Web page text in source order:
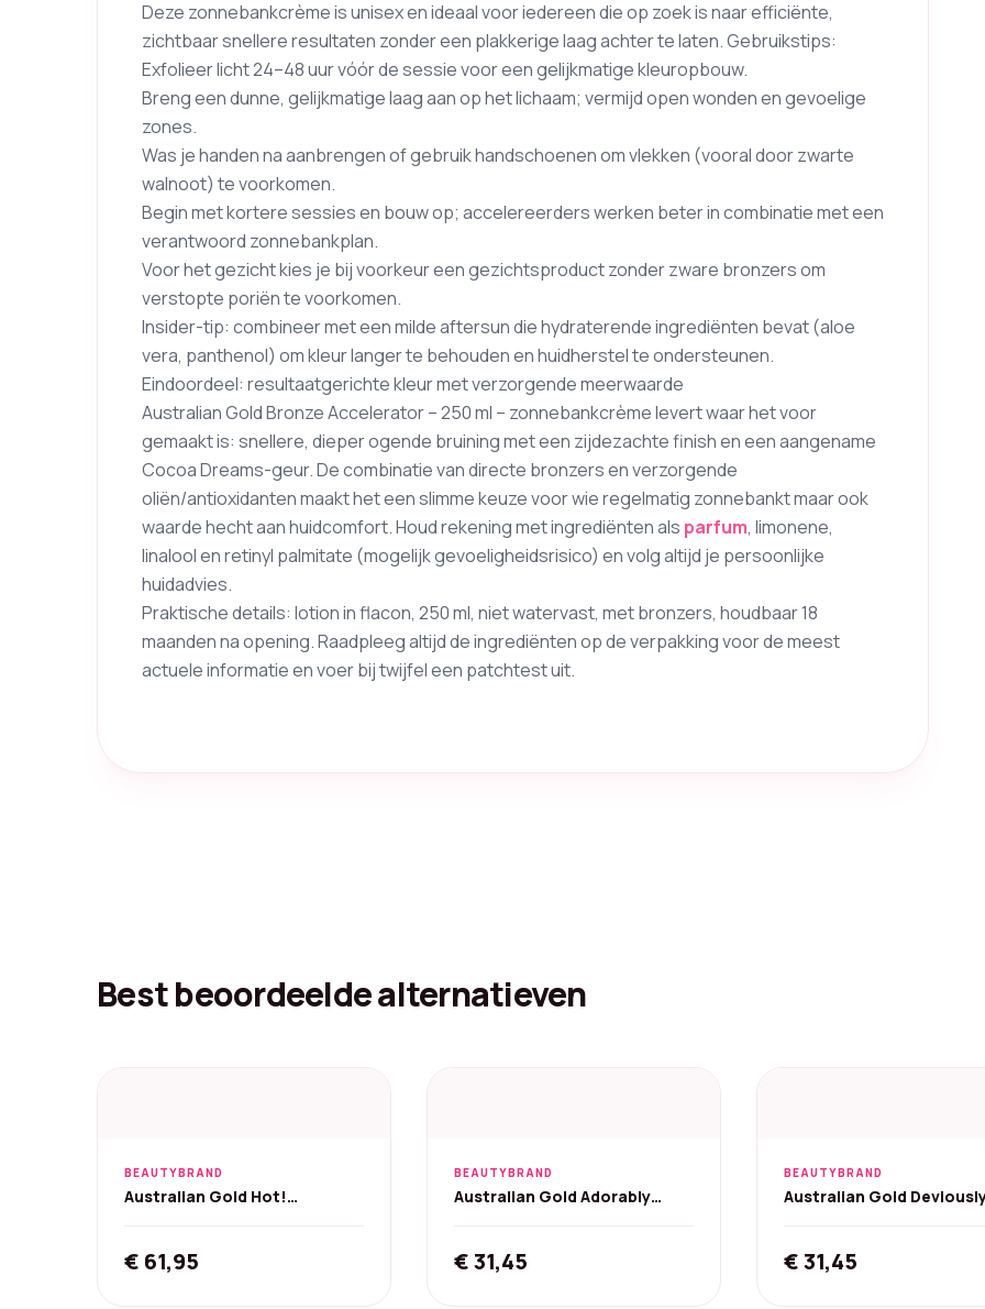
Deze zonnebankcrème is unisex en ideaal voor iedereen die op zoek is naar efficiënte,
zichtbaar snellere resultaten zonder een plakkerige laag achter te laten. Gebruikstips:
Exfolieer licht 24–48 uur vóór de sessie voor een gelijkmatige kleuropbouw.
Breng een dunne, gelijkmatige laag aan op het lichaam; vermijd open wonden en gevoelige
zones.
Was je handen na aanbrengen of gebruik handschoenen om vlekken (vooral door zwarte
walnoot) te voorkomen.
Begin met kortere sessies en bouw op; accelereerders werken beter in combinatie met een
verantwoord zonnebankplan.
Voor het gezicht kies je bij voorkeur een gezichtsproduct zonder zware bronzers om
verstopte poriën te voorkomen.
Insider-tip: combineer met een milde aftersun die hydraterende ingrediënten bevat (aloe
vera, panthenol) om kleur langer te behouden en huidherstel te ondersteunen.
Eindoordeel: resultaatgerichte kleur met verzorgende meerwaarde
Australian Gold Bronze Accelerator – 250 ml – zonnebankcrème levert waar het voor
gemaakt is: snellere, dieper ogende bruining met een zijdezachte finish en een aangename
Cocoa Dreams-geur. De combinatie van directe bronzers en verzorgende
oliën/antioxidanten maakt het een slimme keuze voor wie regelmatig zonnebankt maar ook
waarde hecht aan huidcomfort. Houd rekening met ingrediënten als parfum, limonene,
linalool en retinyl palmitate (mogelijk gevoeligheidsrisico) en volg altijd je persoonlijke
huidadvies.
Praktische details: lotion in flacon, 250 ml, niet watervast, met bronzers, houdbaar 18
maanden na opening. Raadpleeg altijd de ingrediënten op de verpakking voor de meest
actuele informatie en voer bij twijfel een patchtest uit.
Best beoordeelde alternatieven
BEAUTYBRAND
Australian Gold Hot!
€ 61,95
BEAUTYBRAND
Australian Gold Adorably
€31,45
BEAUTYBRAND
Australian Gold
€31,45